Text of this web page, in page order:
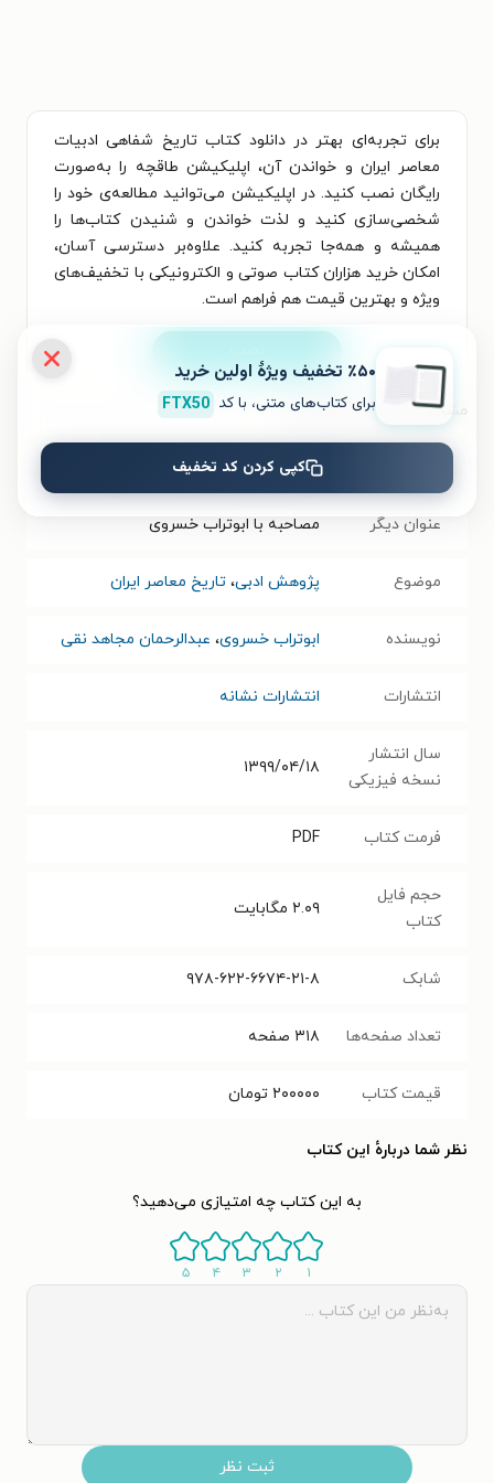
برای تجربه‌ای بهتر در دانلود کتاب تاریخ شفاهی ادبیات
معاصر ایران و خواندن آن، اپلیکیشن طاقچه را به‌صورت
رایگان نصب کنید. در اپلیکیشن می‌توانید مطالعه‌ی خود را
شخصی‌سازی کنید و لذت خواندن و شنیدن کتاب‌ها را
همیشه و همه‌جا تجربه کنید. علاوه‌بر دسترسی آسان،
امکان خرید هزاران کتاب صوتی و الکترونیکی با تخفیف‌های
ویژه و بهترین قیمت هم فراهم است.
مشخصات کتاب الکترونیکی
تاریخ شفاهی ادبیات معاصر ایران
عنوان دیگر مصاحبه با ابوتراب خسروی
موضوع پژوهش ادبی، تاریخ معاصر ایران
نویسنده ابوتراب خسروی، عبدالرحمان مجاهد نقی
انتشارات انتشارات نشانه
سال انتشار
نسخه فیزیکی
۱۳۹۹/۰۴/۱۸
فرمت کتاب PDF
حجم فایل
کتاب
۲.۰۹ مگابایت
شابک ۹۷۸-۶۲۲-۶۶۷۴-۲۱-۸
تعداد صفحه‌ها ۳۱۸ صفحه
قیمت کتاب ۲۰۰۰۰۰ تومان
نظر شما دربارهٔ این کتاب
به این کتاب چه امتیازی می‌دهید؟
۱ ۲ ۳ ۴ ۵
ثبت نظر
٪۵۰ تخفیف ویژۀ اولین خرید
برای کتاب‌های متنی، با کد FTX50
کپی کردن کد تخفیف